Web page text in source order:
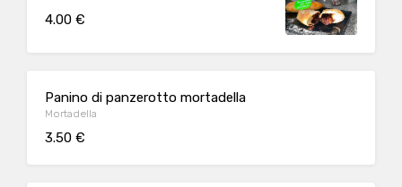
4.00 €
Panino di panzerotto mortadella
Mortadella
3.50 €